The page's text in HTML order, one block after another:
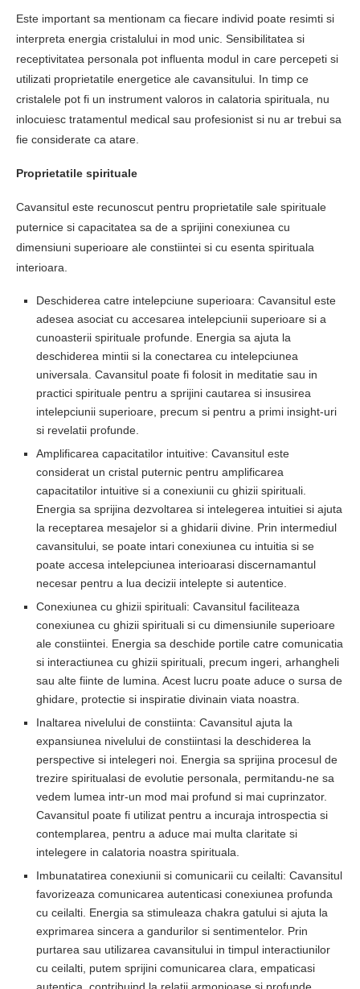
Este important sa mentionam ca fiecare individ poate resimti si
interpreta energia cristalului in mod unic. Sensibilitatea si
receptivitatea personala pot influenta modul in care percepeti si
utilizati proprietatile energetice ale cavansitului. In timp ce
cristalele pot fi un instrument valoros in calatoria spirituala, nu
inlocuiesc tratamentul medical sau profesionist si nu ar trebui sa
fie considerate ca atare.
Proprietatile spirituale
Cavansitul este recunoscut pentru proprietatile sale spirituale
puternice si capacitatea sa de a sprijini conexiunea cu
dimensiuni superioare ale constiintei si cu esenta spirituala
interioara.
Deschiderea catre intelepciune superioara: Cavansitul este
adesea asociat cu accesarea intelepciunii superioare si a
cunoasterii spirituale profunde. Energia sa ajuta la
deschiderea mintii si la conectarea cu intelepciunea
universala. Cavansitul poate fi folosit in meditatie sau in
practici spirituale pentru a sprijini cautarea si insusirea
intelepciunii superioare, precum si pentru a primi insight-uri
si revelatii profunde.
Amplificarea capacitatilor intuitive: Cavansitul este
considerat un cristal puternic pentru amplificarea
capacitatilor intuitive si a conexiunii cu ghizii spirituali.
Energia sa sprijina dezvoltarea si intelegerea intuitiei si ajuta
la receptarea mesajelor si a ghidarii divine. Prin intermediul
cavansitului, se poate intari conexiunea cu intuitia si se
poate accesa intelepciunea interioarasi discernamantul
necesar pentru a lua decizii intelepte si autentice.
Conexiunea cu ghizii spirituali: Cavansitul faciliteaza
conexiunea cu ghizii spirituali si cu dimensiunile superioare
ale constiintei. Energia sa deschide portile catre comunicatia
si interactiunea cu ghizii spirituali, precum ingeri, arhangheli
sau alte fiinte de lumina. Acest lucru poate aduce o sursa de
ghidare, protectie si inspiratie divinain viata noastra.
Inaltarea nivelului de constiinta: Cavansitul ajuta la
expansiunea nivelului de constiintasi la deschiderea la
perspective si intelegeri noi. Energia sa sprijina procesul de
trezire spiritualasi de evolutie personala, permitandu-ne sa
vedem lumea intr-un mod mai profund si mai cuprinzator.
Cavansitul poate fi utilizat pentru a incuraja introspectia si
contemplarea, pentru a aduce mai multa claritate si
intelegere in calatoria noastra spirituala.
Imbunatatirea conexiunii si comunicarii cu ceilalti: Cavansitul
favorizeaza comunicarea autenticasi conexiunea profunda
cu ceilalti. Energia sa stimuleaza chakra gatului si ajuta la
exprimarea sincera a gandurilor si sentimentelor. Prin
purtarea sau utilizarea cavansitului in timpul interactiunilor
cu ceilalti, putem sprijini comunicarea clara, empaticasi